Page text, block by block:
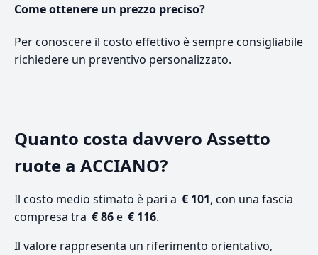
Come ottenere un prezzo preciso?
Per conoscere il costo effettivo è sempre consigliabile
richiedere un preventivo personalizzato.
Quanto costa davvero Assetto
ruote a ACCIANO?
Il costo medio stimato è pari a € 101, con una fascia
compresa tra € 86e € 116.
Il valore rappresenta un riferimento orientativo,